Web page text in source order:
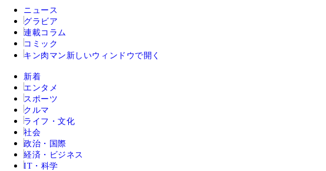
ニュース
グラビア
連載コラム
コミック
キン肉マン 新しいウィンドウで開く
新着
エンタメ
スポーツ
クルマ
ライフ・文化
社会
政治・国際
経済・ビジネス
IT・科学